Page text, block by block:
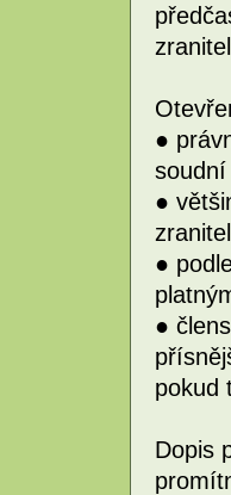
●
●
●
●
pokud
Dopis